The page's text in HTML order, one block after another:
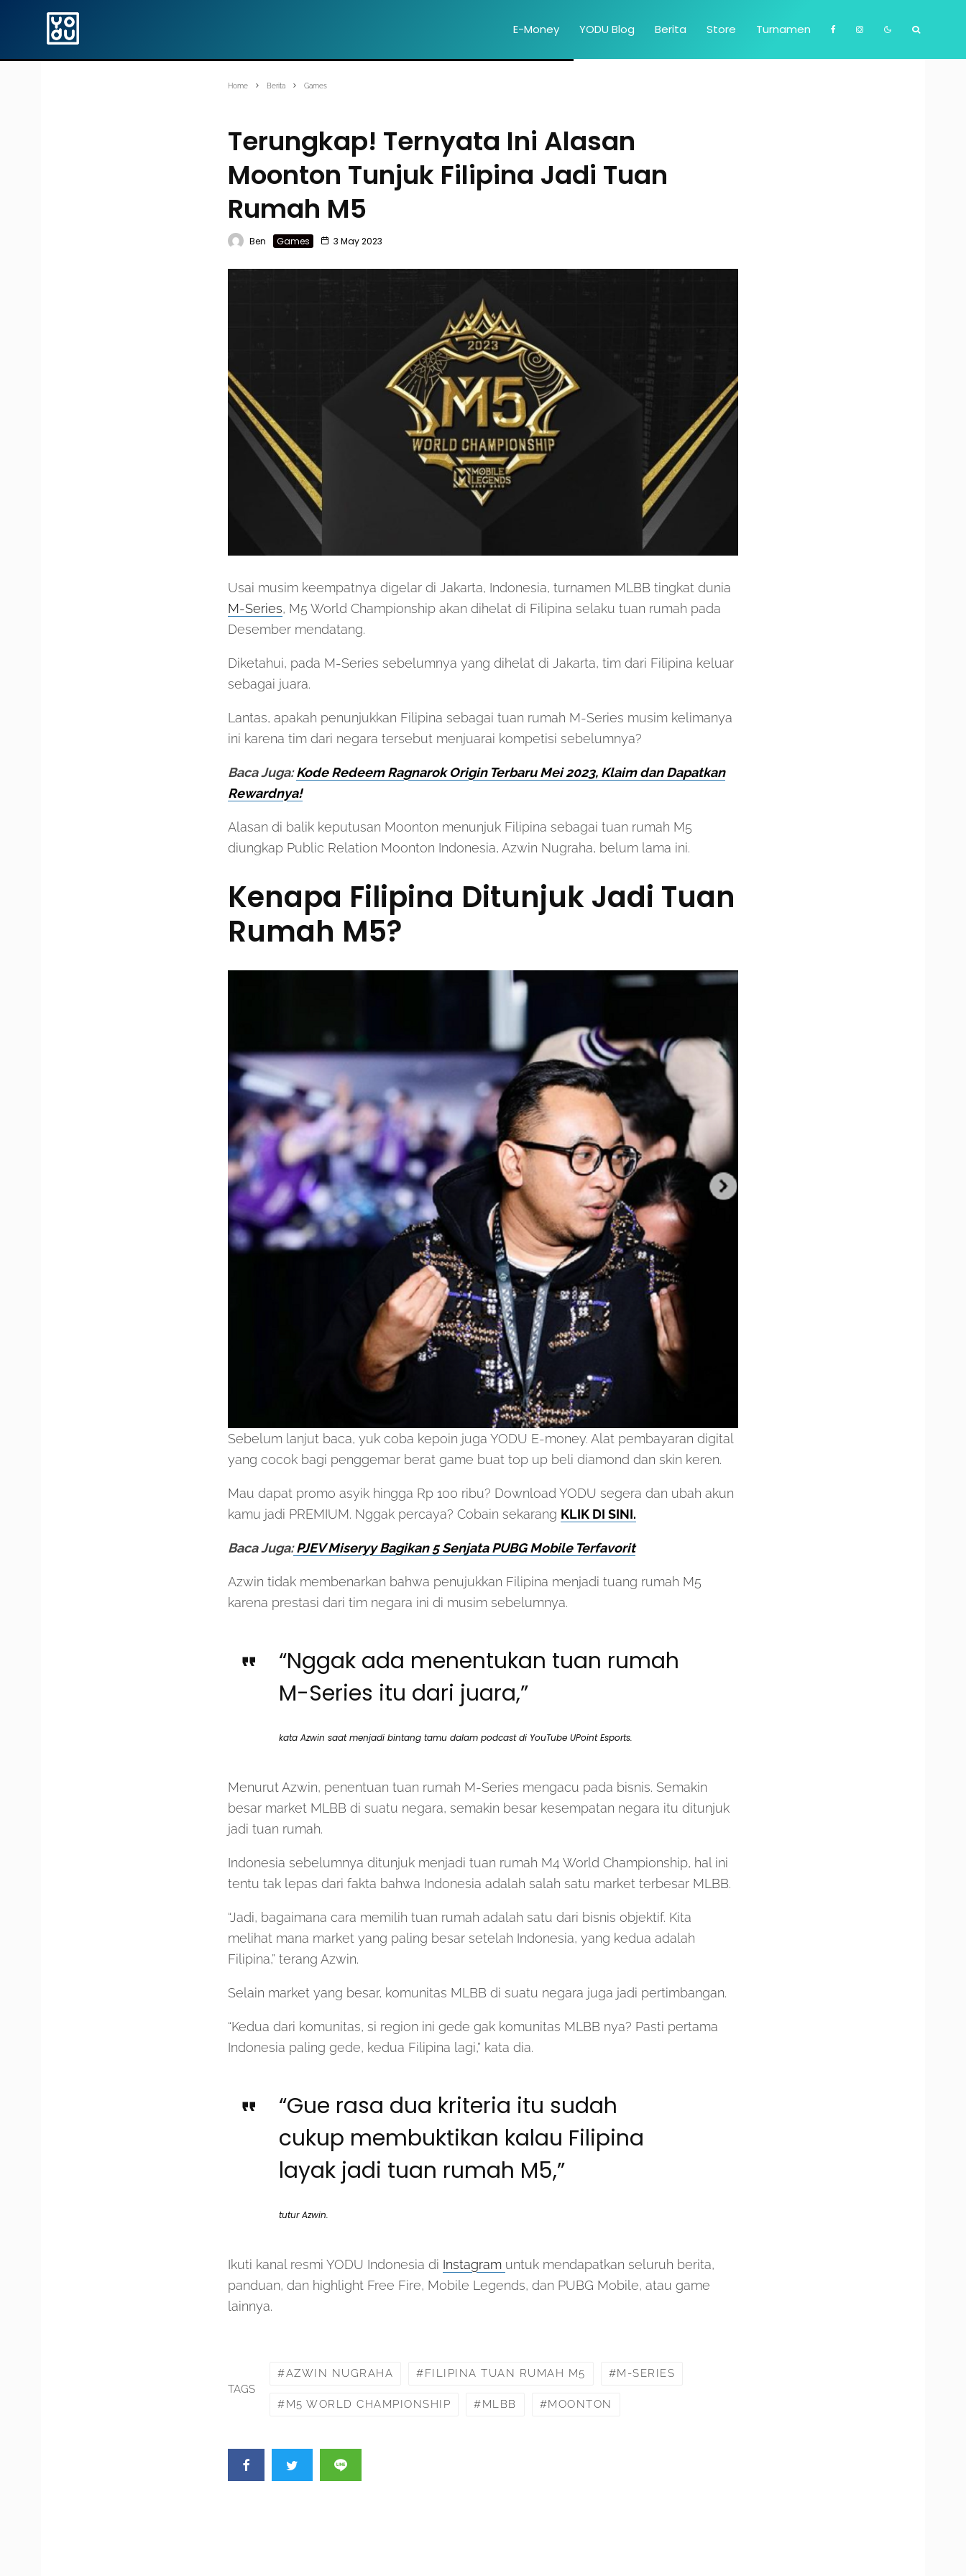
E-Money YODU Blog Berita Store Turnamen
Home Berita Games
Terungkap! Ternyata Ini Alasan
Moonton Tunjuk Filipina Jadi Tuan
Rumah M5
Ben Games 3 May 2023
Usai musim keempatnya digelar di Jakarta, Indonesia, turnamen MLBB tingkat dunia
M-Series, M5 World Championship akan dihelat di Filipina selaku tuan rumah pada
Desember mendatang.
Diketahui, pada M-Series sebelumnya yang dihelat di Jakarta, tim dari Filipina keluar
sebagai juara.
Lantas, apakah penunjukkan Filipina sebagai tuan rumah M-Series musim kelimanya
ini karena tim dari negara tersebut menjuarai kompetisi sebelumnya?
Baca Juga:Kode Redeem Ragnarok Origin Terbaru Mei 2023, Klaim dan Dapatkan
Rewardnya!
Alasan di balik keputusan Moonton menunjuk Filipina sebagai tuan rumah M5
diungkap Public Relation Moonton Indonesia, Azwin Nugraha, belum lama ini.
Kenapa Filipina Ditunjuk Jadi Tuan
Rumah M5?
Sebelum lanjut baca, yuk coba kepoin juga YODU E-money. Alat pembayaran digital
yang cocok bagi penggemar berat game buat top up beli diamond dan skin keren.
Mau dapat promo asyik hingga Rp 100 ribu? Download YODU segera dan ubah akun
kamu jadi PREMIUM. Nggak percaya? Cobain sekarang KLIK DI SINI.
Baca Juga:PJEV Miseryy Bagikan 5 Senjata PUBG Mobile Terfavorit
Azwin tidak membenarkan bahwa penujukkan Filipina menjadi tuang rumah M5
karena prestasi dari tim negara ini di musim sebelumnya.
“Nggak ada menentukan tuan rumah
M-Series itu dari juara,”
kata Azwin saat menjadi bintang tamu dalam podcast di YouTube UPoint Esports.
Menurut Azwin, penentuan tuan rumah M-Series mengacu pada bisnis. Semakin
besar market MLBB di suatu negara, semakin besar kesempatan negara itu ditunjuk
jadi tuan rumah.
Indonesia sebelumnya ditunjuk menjadi tuan rumah M4 World Championship, hal ini
tentu tak lepas dari fakta bahwa Indonesia adalah salah satu market terbesar MLBB.
“Jadi, bagaimana cara memilih tuan rumah adalah satu dari bisnis objektif. Kita
melihat mana market yang paling besar setelah Indonesia, yang kedua adalah
Filipina,” terang Azwin.
Selain market yang besar, komunitas MLBB di suatu negara juga jadi pertimbangan.
“Kedua dari komunitas, si region ini gede gak komunitas MLBB nya? Pasti pertama
Indonesia paling gede, kedua Filipina lagi,” kata dia.
“Gue rasa dua kriteria itu sudah
cukup membuktikan kalau Filipina
layak jadi tuan rumah M5,”
tutur Azwin.
Ikuti kanal resmi YODU Indonesia di Instagram untuk mendapatkan seluruh berita,
panduan, dan highlight Free Fire, Mobile Legends, dan PUBG Mobile, atau game
lainnya.
TAGS
AZWIN NUGRAHA FILIPINA TUAN RUMAH M5 M-SERIES
M5 WORLD CHAMPIONSHIP MLBB MOONTON